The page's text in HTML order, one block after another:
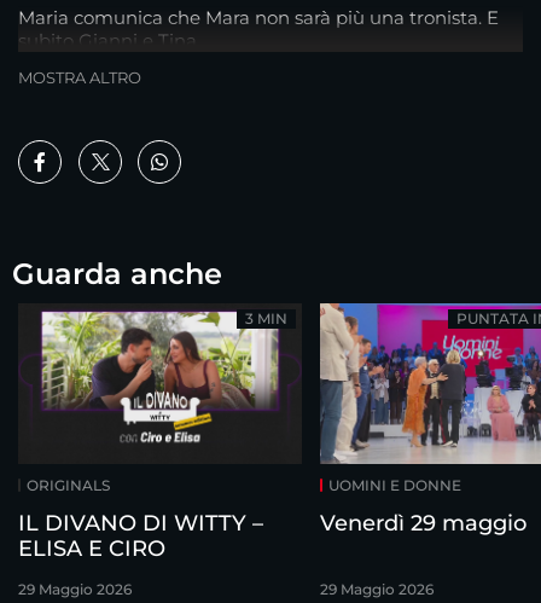
Maria comunica che Mara non sarà più una tronista. E
subito Gianni e Tina...
MOSTRA ALTRO
Guarda anche
ORIGINALS
IL DIVANO DI WITTY –
ELISA E CIRO
29 Maggio 2026
3 MIN
UOMINI E DONNE
Venerdì 29 maggio
29 Maggio 2026
PUNTATA